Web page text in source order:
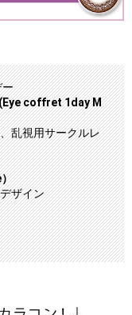
ー
coffret 1day M
乱視用サークルレ
ザイン